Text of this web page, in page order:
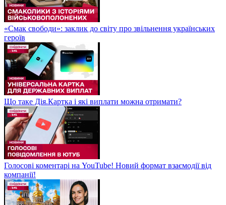
«Смак свободи»: заклик до світу про звільнення українських
героїв
Що таке Дія.Картка і які виплати можна отримати?
Голосові коментарі на YouTube! Новий формат взаємодії від
компанії!